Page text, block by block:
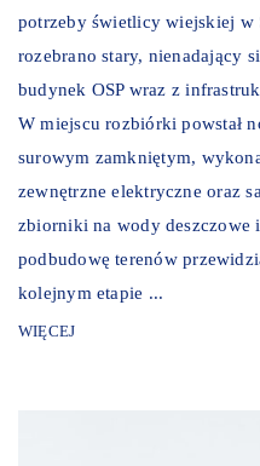
potrzeby świetlicy wiejskiej w
rozebrano stary, nienadający
budynek OSP wraz z
W miejscu rozbiórki powstał
surowym zamkniętym,
zewnętrzne elektryczne oraz
zbiorniki na wody deszczowe
podbudowę terenów
kolejnym etapie ...
WIĘCEJ